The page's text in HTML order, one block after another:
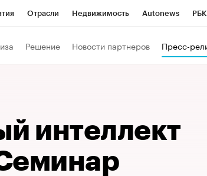
Отрасли Недвижимость Autonews
Бизнес
Решение Новости партнеров Пресс-
интеллект